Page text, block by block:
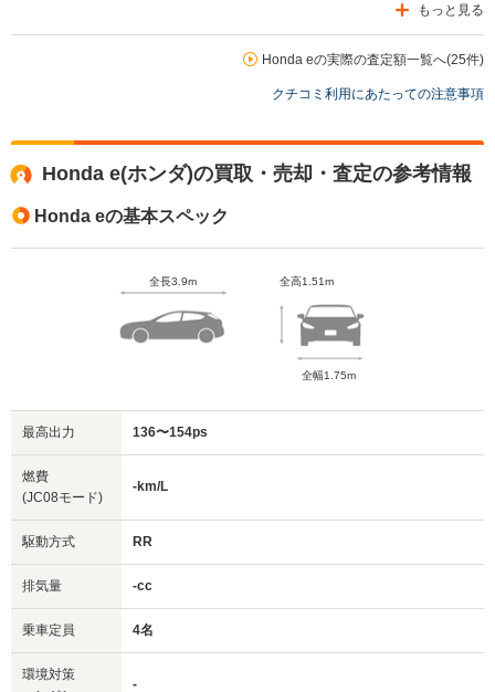
もっと見る
Honda eの実際の査定額一覧へ(25件)
クチコミ利用にあたっての注意事項
Honda e(ホンダ)の買取・売却・査定の参考情報
Honda eの基本スペック
全長3.9m 全高1.51m
全幅1.75m
最高出力 136〜154ps
燃費
(JC08モード)
-km/L
駆動方式 RR
排気量 -cc
乗車定員 4名
環境対策
-